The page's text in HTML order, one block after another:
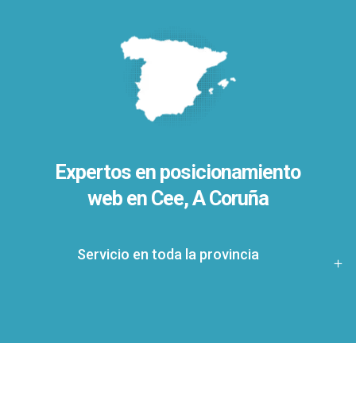
Expertos en posicionamiento
web en Cee, A Coruña
Servicio en toda la provincia